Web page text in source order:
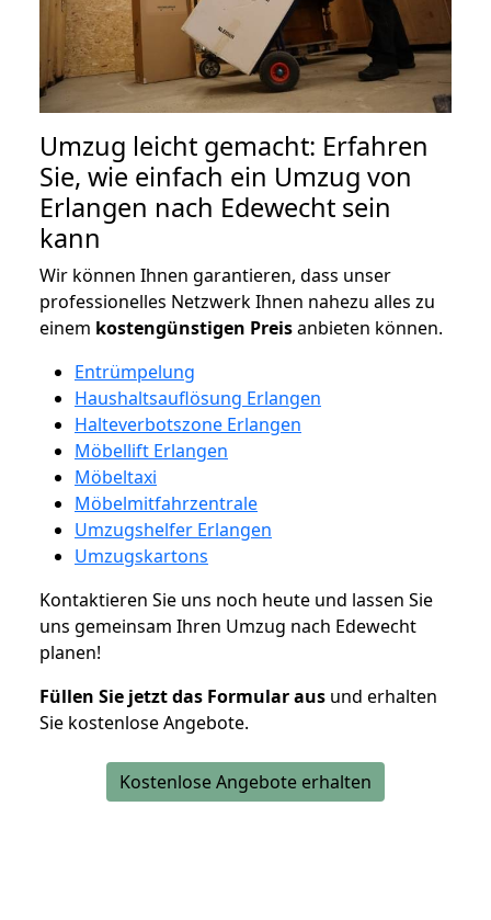
Umzug leicht gemacht: Erfahren
Sie, wie einfach ein Umzug von
Erlangen nach Edewecht sein
kann
Wir können Ihnen garantieren, dass unser
professionelles Netzwerk Ihnen nahezu alles zu
einem kostengünstigen Preisanbieten können.
Entrümpelung
Haushaltsauflösung Erlangen
Halteverbotszone Erlangen
Möbellift Erlangen
Möbeltaxi
Möbelmitfahrzentrale
Umzugshelfer Erlangen
Umzugskartons
Kontaktieren Sie uns noch heute und lassen Sie
uns gemeinsam Ihren Umzug nach Edewecht
planen!
Füllen Sie jetzt das Formular aus und erhalten
Sie kostenlose Angebote.
Kostenlose Angebote erhalten